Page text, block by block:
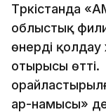
Түркістанда
облыстық
өнерді қолдау
отырысы өтті.
ар-намысы»